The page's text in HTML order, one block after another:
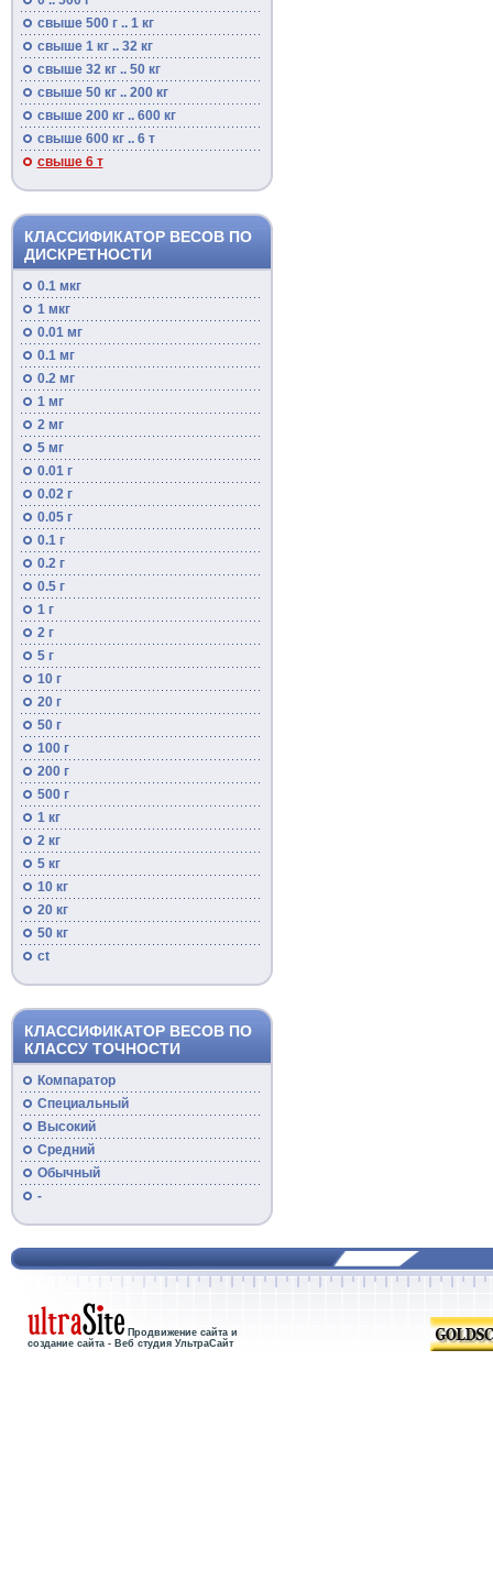
свыше 500 г .. 1 кг
свыше 1 кг .. 32 кг
свыше 32 кг .. 50 кг
свыше 50 кг .. 200 кг
свыше 200 кг .. 600 кг
свыше 600 кг .. 6 т
свыше 6 т
КЛАССИФИКАТОР ВЕСОВ ПО
ДИСКРЕТНОСТИ
0.1 мкг
1 мкг
0.01 мг
0.1 мг
0.2 мг
1 мг
2 мг
5 мг
0.01 г
0.02 г
0.05 г
0.1 г
0.2 г
0.5 г
1 г
2 г
5 г
10 г
20 г
50 г
100 г
200 г
500 г
1 кг
2 кг
5 кг
10 кг
20 кг
50 кг
ct
КЛАССИФИКАТОР ВЕСОВ ПО
КЛАССУ ТОЧНОСТИ
Компаратор
Специальный
Высокий
Средний
Обычный
-
Продвижение сайта и
создание сайта - Веб студия УльтраСайт